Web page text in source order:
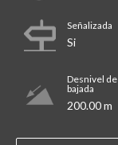
Señalizada
Si
Desnivel de
bajada
200.00 m